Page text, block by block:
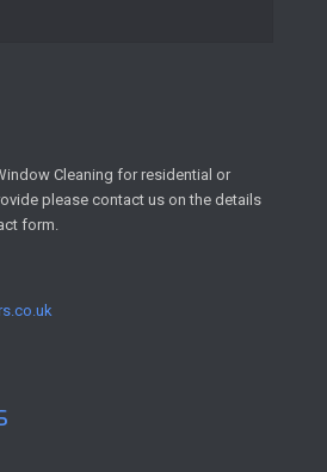
Cleaning for residential or
please contact us on the details
form.